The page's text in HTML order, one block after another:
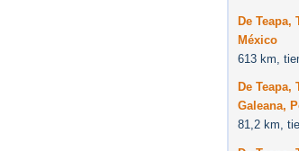
De Teapa,
México
613 km,
De
Galeana,
81,2 km,